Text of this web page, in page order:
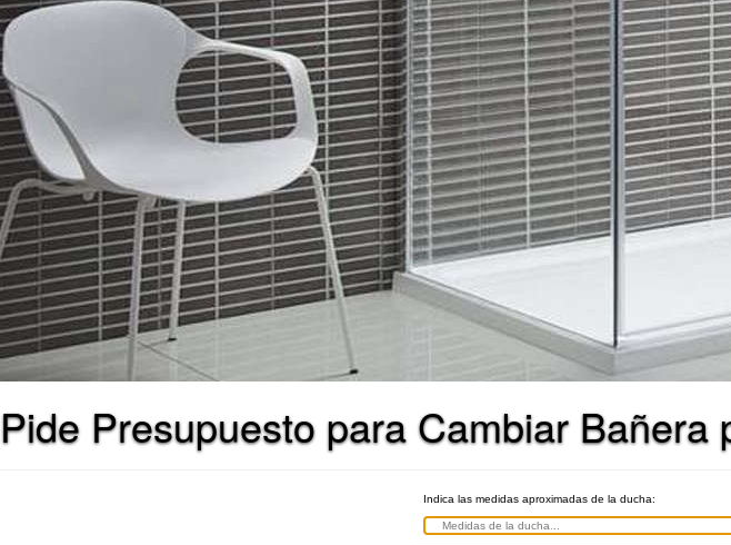
Pide Presupuesto para Cambiar
Indica las medidas aproximadas de la ducha: